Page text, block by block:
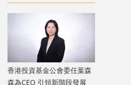
香港投資基金公會委任葉森
森為CEO 引領新階段發展